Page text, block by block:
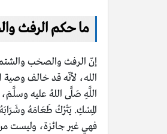
ما حكم الرفث
إنّ الرفث والصخب والشتم
الله، لأنّه قد خالف
اللَّهِ صَلَّى اللهُ عليه
المِسْكِ. يَتْرُكُ طَعَامَهُ
فهي غير جائزة، وليست من